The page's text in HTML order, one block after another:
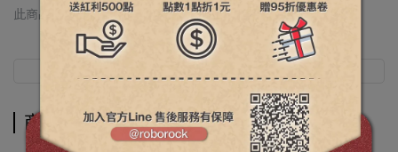
此商品 「 最高 」可以折抵紅利0點 (約等於 NT$0)
商品介紹